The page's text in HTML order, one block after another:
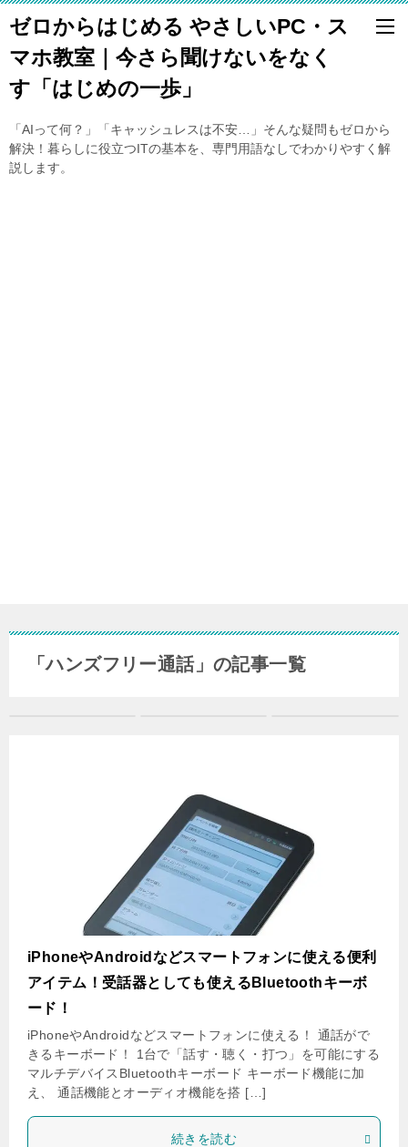
ゼロからはじめる やさしいPC・ス
マホ教室｜今さら聞けないをなく
す「はじめの一歩」
「AIって何？」「キャッシュレスは不安…」そんな疑問もゼロから
解決！暮らしに役立つITの基本を、専門用語なしでわかりやすく解
説します。
「ハンズフリー通話」の記事一覧
iPhoneやAndroidなどスマートフォンに使える便利
アイテム！受話器としても使えるBluetoothキーボ
ード！
iPhoneやAndroidなどスマートフォンに使える！ 通話がで
きるキーボード！ 1台で「話す・聴く・打つ」を可能にする
マルチデバイスBluetoothキーボード キーボード機能に加
え、 通話機能とオーディオ機能を搭 […]
続きを読む